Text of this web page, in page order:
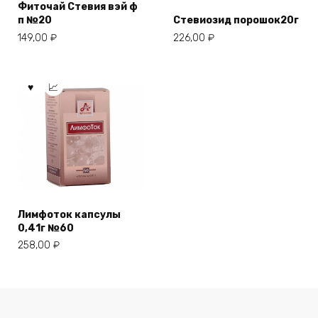
Фиточай Стевия вэй ф
п №20
149,00 ₽
Стевиозид порошок20г
226,00 ₽
Лимфоток капсулы
0,41г №60
258,00 ₽